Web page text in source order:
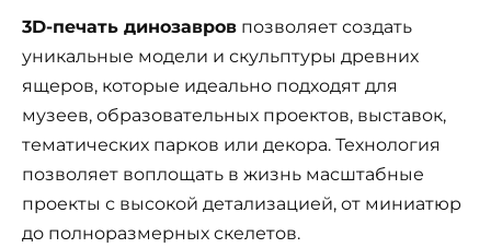
3D-печать динозавров позволяет создать
уникальные модели и скульптуры древних
ящеров, которые идеально подходят для
музеев, образовательных проектов, выставок,
тематических парков или декора. Технология
позволяет воплощать в жизнь масштабные
проекты с высокой детализацией, от миниатюр
до полноразмерных скелетов.